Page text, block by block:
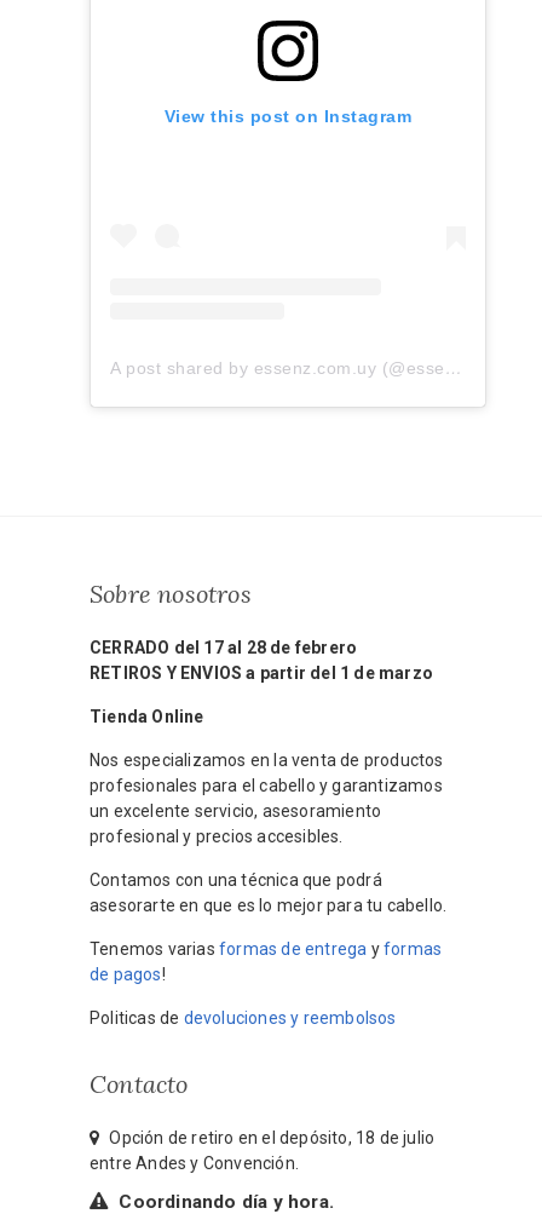
View this post on Instagram
A post shared by essenz.com.uy (@essenz.com.uy)
Sobre nosotros
CERRADO del 17 al 28 de febrero
RETIROS Y ENVIOS a partir del 1 de marzo
Tienda Online
Nos especializamos en la venta de productos
profesionales para el cabello y garantizamos
un excelente servicio, asesoramiento
profesional y precios accesibles.
Contamos con una técnica que podrá
asesorarte en que es lo mejor para tu cabello.
Tenemos varias formas de entrega yformas
de pagos!
Politicas de devoluciones y reembolsos
Contacto
Opción de retiro en el depósito, 18 de julio
entre Andes y Convención.
Coordinando día y hora.